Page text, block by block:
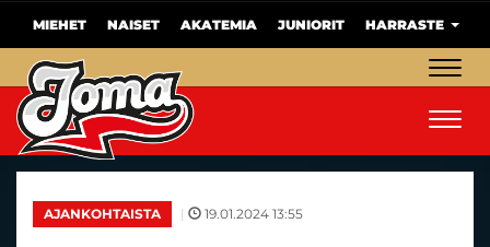
MIEHET NAISET AKATEMIA JUNIORIT HARRASTE
AJANKOHTAISTA | 19.01.2024 13:55